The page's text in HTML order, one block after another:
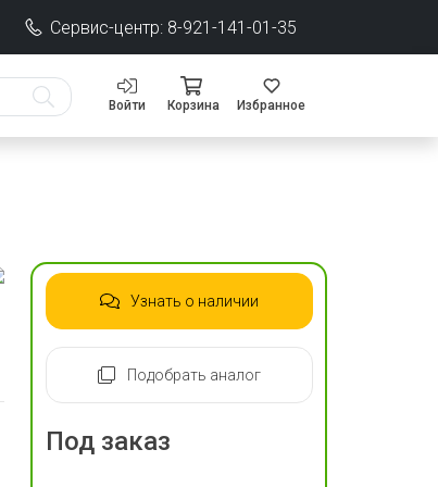
Сервис-центр: 8-921-141-01-35
Войти Корзина Избранное
Узнать о наличии
Подобрать аналог
Под заказ